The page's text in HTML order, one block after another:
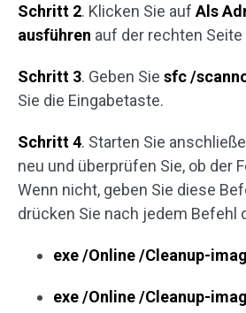
Schritt 2. Klicken Sie aufAls
ausführen auf der rechten
Schritt 3. Geben Sie sfc /
Sie die Eingabetaste.
Schritt 4. Starten Sie
neu und überprüfen Sie, ob der
Wenn nicht, geben Sie diese
drücken Sie nach jedem Befehl
exe /Online /Cleanup-
exe /Online /Cleanup-